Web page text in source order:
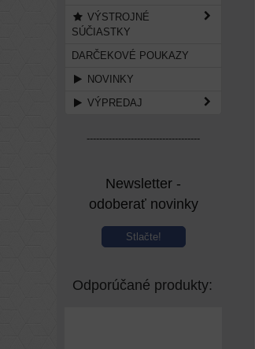
VÝSTROJNÉ
SÚČIASTKY
DARČEKOVÉ POUKAZY
NOVINKY
VÝPREDAJ
------------------------------------
Newsletter -
odoberať novinky
Stlačte!
Odporúčané produkty: